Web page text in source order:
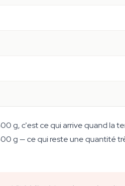
g, c'est ce qui arrive quand la
g — ce qui reste une quantité